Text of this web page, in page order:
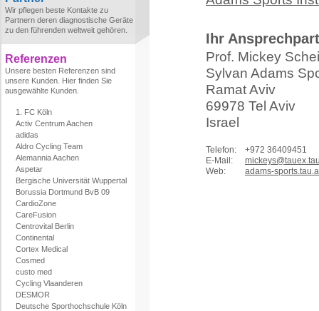
Wir pflegen beste Kontakte zu
Partnern deren diagnostische Geräte
zu den führenden weltweit gehören.
Referenzen
Unsere besten Referenzen sind
unsere Kunden. Hier finden Sie
ausgewählte Kunden.
1. FC Köln
Activ Centrum Aachen
adidas
Aldro Cycling Team
Alemannia Aachen
Aspetar
Bergische Universität Wuppertal
Borussia Dortmund BvB 09
CardioZone
CareFusion
Centrovital Berlin
Continental
Cortex Medical
Cosmed
custo med
Cycling Vlaanderen
DESMOR
Deutsche Sporthochschule Köln
Ihr
Prof. Mickey
Sylvan Adams
Ramat Aviv
69978 Tel Aviv
Israel
Telefon: +972 36409451
E-Mail:
Web:
adams-